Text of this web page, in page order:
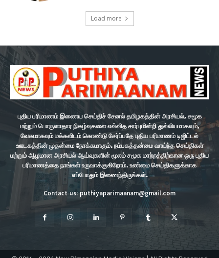
Load more
புதிய பரிமாணம் இணைய செய்திச் சேனல் தமிழகத்தின் அரசியல், சமூக
மற்றும் பொருளாதார நிகழ்வுகளை எவ்வித சார்புமின்றி துல்லியமாகவும்,
வேகமாகவும் மக்களிடம் கொண்டு சேர்ப்பதே புதிய பரிமாணம் டிஜிட்டல்
ஊடகத்தின் முதன்மை நோக்கமாகும். நம்பகத்தன்மை வாய்ந்த செய்திகள்
மற்றும் ஆழமான அரசியல் ஆய்வுகளின் மூலம் சமூக மாற்றத்திற்கான ஒரு புதிய
பரிமாணத்தை நாங்கள் உருவாக்குகிறோம். உண்மை செய்திகளுக்காக
எப்போதும் இணைந்திருங்கள்.
Contact us: puthiyaparimaanam@gmail.com